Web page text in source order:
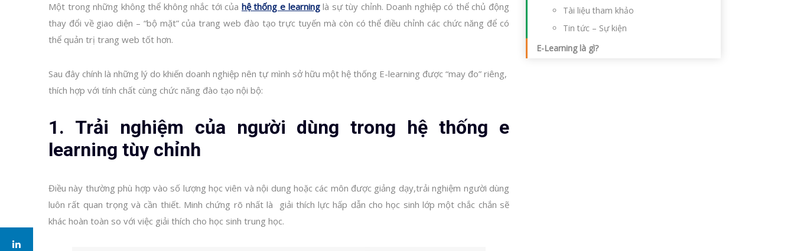
Một trong những không thể không nhắc tới của hệ thống e learninglà sự tùy chỉnh. Doanh nghiệp có thể chủ động
thay đổi về giao diện – “bộ mặt” của trang web đào tạo trực tuyến mà còn có thể điều chỉnh các chức năng để có
thể quản trị trang web tốt hơn.
Sau đây chính là những lý do khiến doanh nghiệp nên tự mình sở hữu một hệ thống E-learning được “may đo” riêng,
thích hợp với tính chất cùng chức năng đào tạo nội bộ:
1. Trải nghiệm của người dùng trong hệ thống e
learning tùy chỉnh
Điều này thường phù hợp vào số lượng học viên và nội dung hoặc các môn được giảng dạy,trải nghiệm người dùng
luôn rất quan trọng và cần thiết. Minh chứng rõ nhất là giải thích lực hấp dẫn cho học sinh lớp một chắc chắn sẽ
khác hoàn toàn so với việc giải thích cho học sinh trung học.
Tài liệu tham khảo
Tin tức – Sự kiện
E-Learning là gì?